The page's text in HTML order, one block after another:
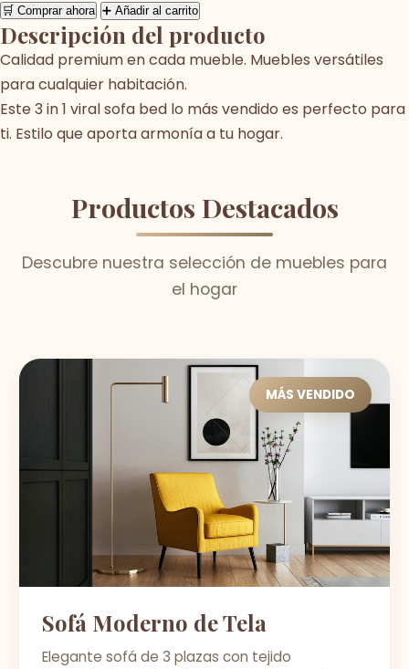
🛒 Comprar ahora ➕ Añadir al carrito
Descripción del producto
Calidad premium en cada mueble. Muebles versátiles
para cualquier habitación.
Este 3 in 1 viral sofa bed lo más vendido es perfecto para
ti. Estilo que aporta armonía a tu hogar.
Productos Destacados
Descubre nuestra selección de muebles para
el hogar
MÁS VENDIDO
Sofá Moderno de Tela
Elegante sofá de 3 plazas con tejido